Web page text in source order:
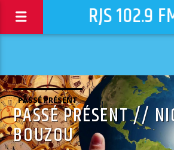
RJS 102.9
PASSÉ PRÉSENT
PASSÉ PRÉSENT //
BOUZOU